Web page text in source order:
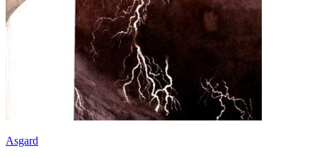
Asgard